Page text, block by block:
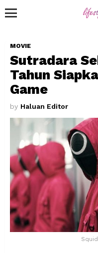
MOVIE
Sutradara
Tahun
Game
by Haluan Editor